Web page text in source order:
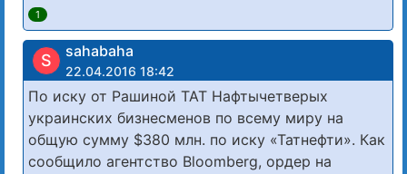
1
S sahabaha
22.04.2016 18:42
По иску от Рашиной ТАТ Нафтычетверых
украинских бизнесменов по всему миру на
общую сумму $380 млн. по иску «Татнефти». Как
сообщило агентство Bloomberg, ордер на